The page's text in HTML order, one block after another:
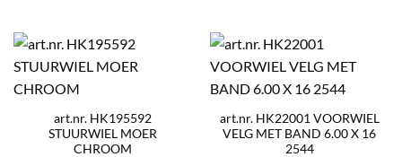
art.nr. HK195592
STUURWIEL MOER
CHROOM
art.nr. HK22001 VOORWIEL
VELG MET BAND 6.00 X 16
2544